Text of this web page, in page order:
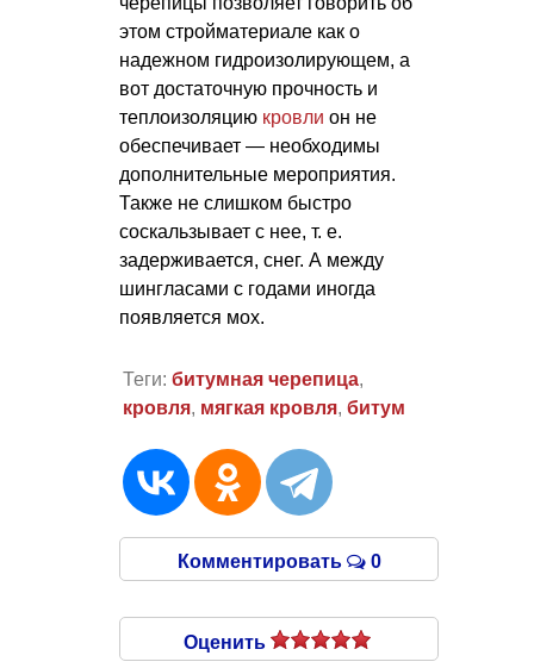
этом стройматериале как о
надежном гидроизолирующем, а
вот достаточную прочность и
теплоизоляцию кровли он не
обеспечивает — необходимы
дополнительные мероприятия.
Также не слишком быстро
соскальзывает с нее, т. е.
задерживается, снег. А между
шингласами с годами иногда
появляется мох.
Теги: битумная черепица,
кровля, мягкая кровля, битум
Комментировать 0
Оценить